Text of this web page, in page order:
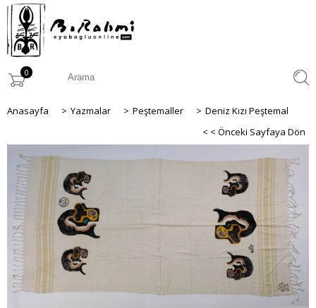
0
Anasayfa > Yazmalar > Peştemaller > Deniz Kızı Peştemal
< < Önceki Sayfaya Dön